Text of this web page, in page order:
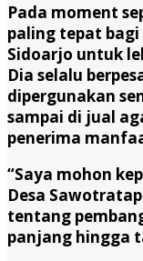
Pada moment
paling tepat bagi
Sidoarjo untuk
Dia selalu
dipergunakan
sampai di jual
penerima
“Saya mohon
Desa
tentang
panjang hingga